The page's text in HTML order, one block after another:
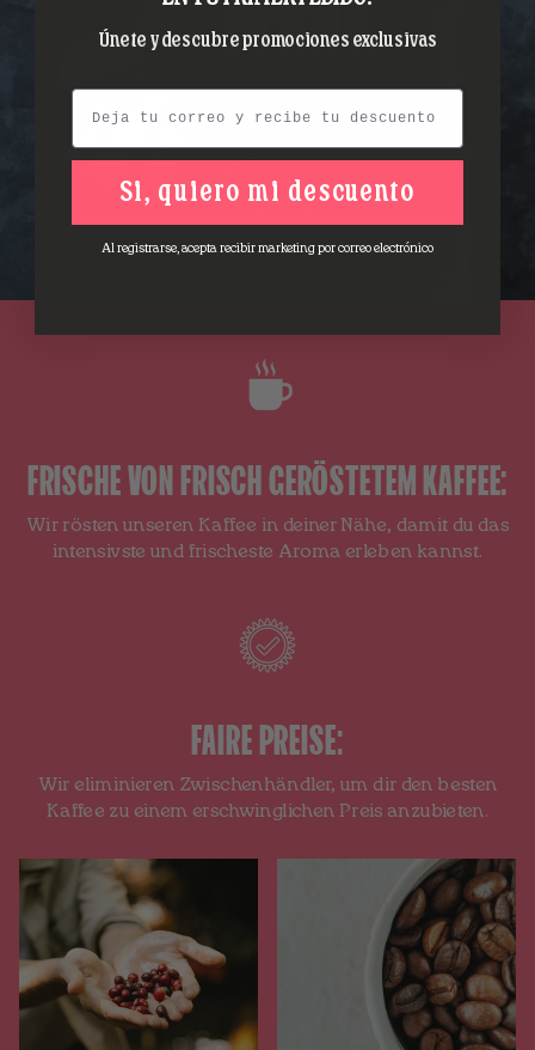
FRISCHE VON FRISCH GERÖSTETEM KAFFEE:
Wir rösten unseren Kaffee in deiner Nähe, damit du das
intensivste und frischeste Aroma erleben kannst.
FAIRE PREISE:
Wir eliminieren Zwischenhändler, um dir den besten
Kaffee zu einem erschwinglichen Preis anzubieten.
Únete y descubre promociones exclusivas
Email
Si, quiero mi descuento
Al registrarse, acepta recibir marketing por correo electrónico